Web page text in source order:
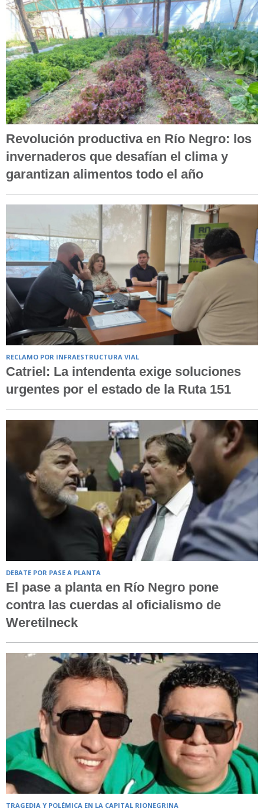
Revolución productiva en Río Negro: los
invernaderos que desafían el clima y
garantizan alimentos todo el año
RECLAMO POR INFRAESTRUCTURA VIAL
Catriel: La intendenta exige soluciones
urgentes por el estado de la Ruta 151
DEBATE POR PASE A PLANTA
El pase a planta en Río Negro pone
contra las cuerdas al oficialismo de
Weretilneck
TRAGEDIA Y POLÉMICA EN LA CAPITAL RIONEGRINA